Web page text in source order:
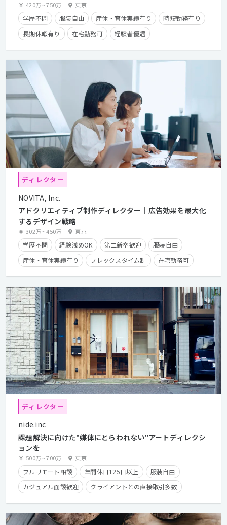
420万~750万 東京
学歴不問 服装自由 産休・育休実績有り
時短勤務有り
長期休暇有り
在宅勤務可 経験者優遇
ディレクター
NOVITA, Inc.
アドクリエィティブ制作ディレクター｜広告効果を最大化
するデザイン戦略
302万~450万 東京
学歴不問 経験浅めOK 第二新卒歓迎
服装自由
産休・育休実績有り
フレックスタイム制
在宅勤務可
経験者優遇
カジュアル面談歓迎
ディレクター
nide.inc
課題解決に向けた"媒体にとらわれない"アートディレクシ
ョンを
500万~700万 東京
フルリモート相談 年間休日125日以上
服装自由
カジュアル面談歓迎
クライアントとの直接取引多数
産休・育休実績有り
住宅手当有り
在宅勤務可
フレックスタイム制
学歴不問 経験者優遇